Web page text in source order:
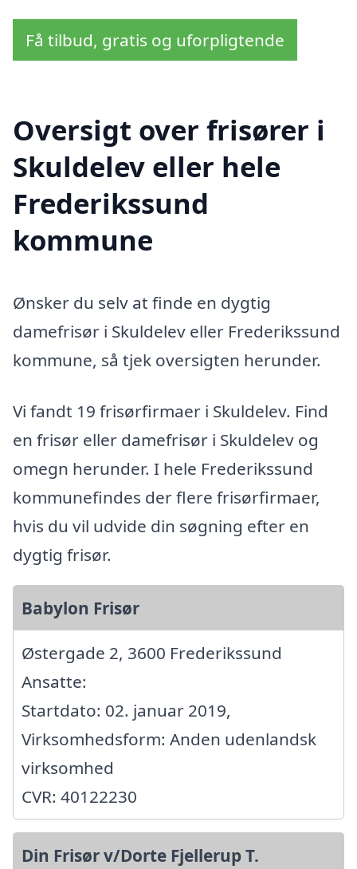
Få tilbud, gratis og uforpligtende
Oversigt over frisører i
Skuldelev eller hele
Frederikssund
kommune
Ønsker du selv at finde en dygtig
damefrisør i Skuldelev eller Frederikssund
kommune, så tjek oversigten herunder.
Vi fandt 19 frisørfirmaer i Skuldelev. Find
en frisør eller damefrisør i Skuldelev og
omegn herunder. I hele Frederikssund
kommunefindes der flere frisørfirmaer,
hvis du vil udvide din søgning efter en
dygtig frisør.
Babylon Frisør
Østergade 2, 3600 Frederikssund
Ansatte:
Startdato: 02. januar 2019,
Virksomhedsform: Anden udenlandsk
virksomhed
CVR: 40122230
Din Frisør v/Dorte Fjellerup T.